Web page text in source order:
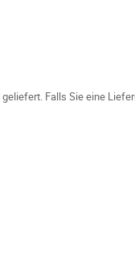
Falls Sie eine